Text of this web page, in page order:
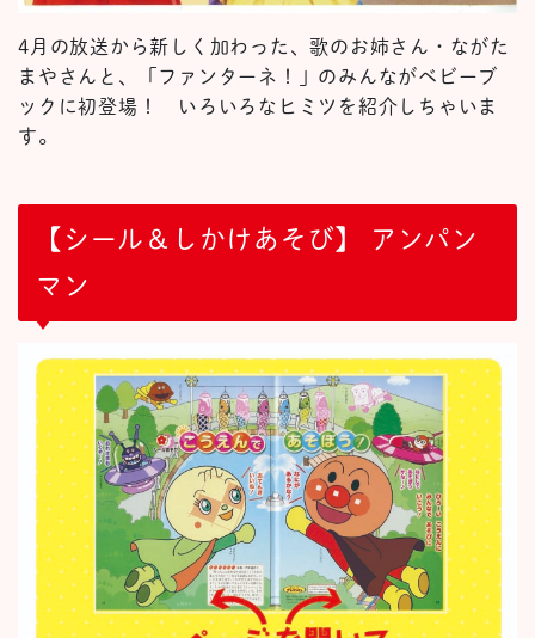
4月の放送から新しく加わった、歌のお姉さん・ながた
まやさんと、「ファンターネ！」のみんながベビーブ
ックに初登場！ いろいろなヒミツを紹介しちゃいま
す。
【シール＆しかけあそび】 アンパン
マン